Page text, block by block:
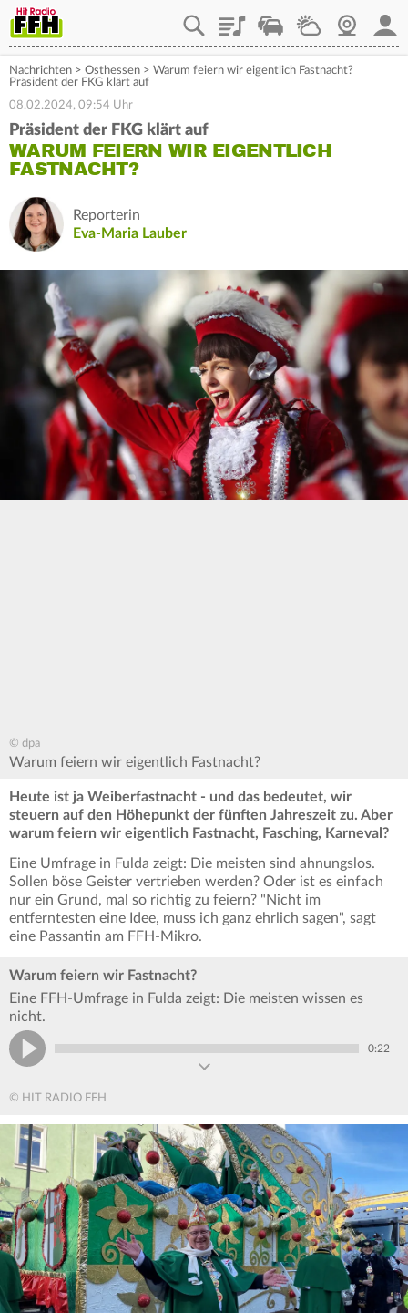
PlaylistStaupilotWetterWebcam
Nachrichten > Osthessen > Warum feiern wir eigentlich Fastnacht?
Präsident der FKG klärt auf
08.02.2024, 09:54 Uhr
Präsident der FKG klärt auf
WARUM FEIERN WIR EIGENTLICH
FASTNACHT?
Reporterin
Eva-Maria Lauber
© dpa
Warum feiern wir eigentlich Fastnacht?
Heute ist ja Weiberfastnacht - und das bedeutet, wir
steuern auf den Höhepunkt der fünften Jahreszeit zu. Aber
warum feiern wir eigentlich Fastnacht, Fasching, Karneval?
Eine Umfrage in Fulda zeigt: Die meisten sind ahnungslos.
Sollen böse Geister vertrieben werden? Oder ist es einfach
nur ein Grund, mal so richtig zu feiern? "Nicht im
entferntesten eine Idee, muss ich ganz ehrlich sagen", sagt
eine Passantin am FFH-Mikro.
Warum feiern wir Fastnacht?
Eine FFH-Umfrage in Fulda zeigt: Die meisten wissen es
nicht.
0:22
© HIT RADIO FFH